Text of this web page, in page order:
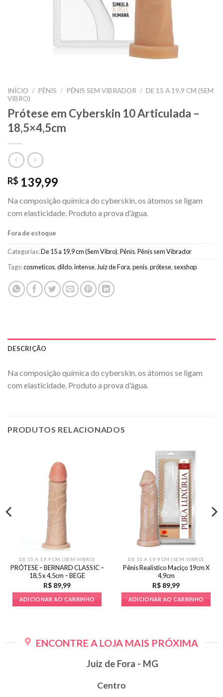
INÍCIO / PÊNIS / PÊNIS SEM VIBRADOR / DE 15 A 19,9 CM (SEM
VIBRO)
Prótese em Cyberskin 10 Articulada –
18,5×4,5cm
R$ 139,99
Na composição química do cyberskin, os átomos se ligam
com elasticidade. Produto a prova d’água.
Fora de estoque
Categorias:De 15 a 19,9 cm (Sem Vibro),Pênis,Pênis sem Vibrador
Tags:cosmeticos,dildo,intense,Juiz de Fora,penis,prótese, sexshop
DESCRIÇÃO
Na composição química do cyberskin, os átomos se ligam
com elasticidade. Produto a prova d’água.
PRODUTOS RELACIONADOS
DE 15 A 19,9 CM (SEM VIBRO)
PRÓTESE – BERNARD CLASSIC –
18,5 x 4,5cm – BEGE
R$ 89,99
ADICIONAR AO CARRINHO
DE 15 A 19,9 CM (SEM VIBRO)
Pênis Realístico Maciço 19cm X
4,9cm
R$ 89,99
ADICIONAR AO CARRINHO
ENCONTRE A LOJA MAIS PRÓXIMA
Juiz de Fora - MG
Centro